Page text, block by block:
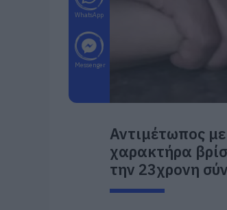
WhatsApp
Messenger
Αντιμέτωπος
χαρακτήρα
την 23χρονη